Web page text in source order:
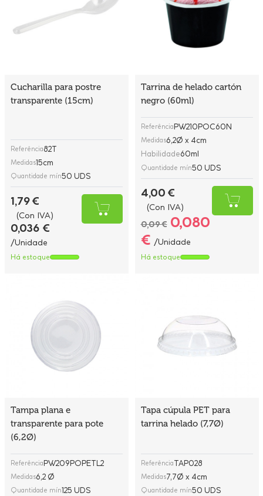
Cucharilla para postre
transparente (15cm)
Referência82T
Medidas15cm
Quantidade mín50 UDS
1,79 €
(Con IVA)
0,036 €
/Unidade
Há estoque
Tarrina de helado cartón
negro (60ml)
ReferênciaPW210POC60N
Medidas6,2Ø x 4cm
Habilidade60ml
Quantidade mín50 UDS
4,00 €
(Con IVA)
0,09 € 0,080
€ /Unidade
Há estoque
Tampa plana e
transparente para pote
(6,2Ø)
ReferênciaPW209POPETL2
Medidas6,2 Ø
Quantidade mín125 UDS
Tapa cúpula PET para
tarrina helado (7,7Ø)
ReferênciaTAP028
Medidas7,7Ø x 4cm
Quantidade mín50 UDS